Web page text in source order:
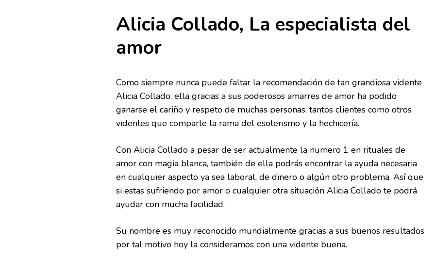
Alicia Collado, La especialista del
amor
Como siempre nunca puede faltar la recomendación de tan grandiosa vidente
Alicia Collado, ella gracias a sus poderosos amarres de amor ha podido
ganarse el cariño y respeto de muchas personas, tantos clientes como otros
videntes que comparte la rama del esoterismo y la hechicería.
Con Alicia Collado a pesar de ser actualmente la numero 1 en rituales de
amor con magia blanca, también de ella podrás encontrar la ayuda necesaria
en cualquier aspecto ya sea laboral, de dinero o algún otro problema. Así que
si estas sufriendo por amor o cualquier otra situación Alicia Collado te podrá
ayudar con mucha facilidad.
Su nombre es muy reconocido mundialmente gracias a sus buenos resultados
por tal motivo hoy la consideramos con una vidente buena.